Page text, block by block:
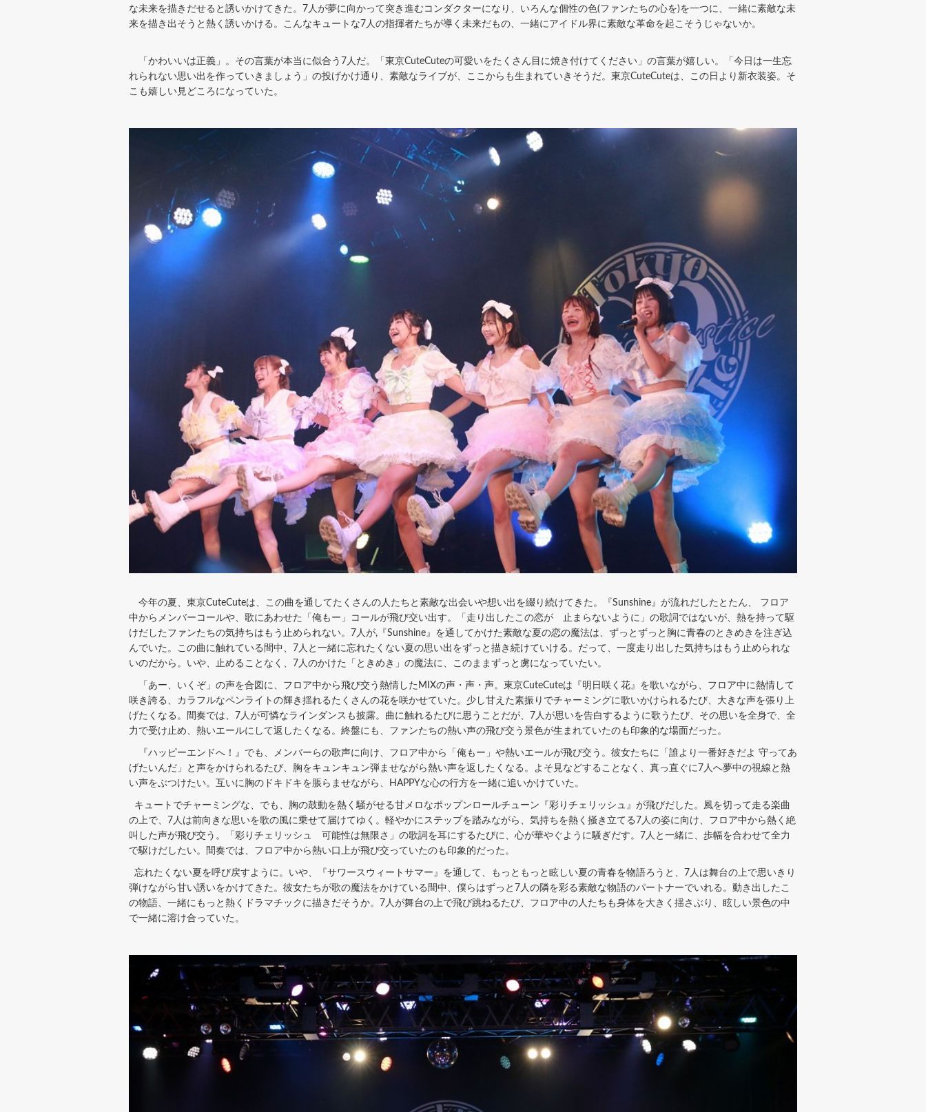
な未来を描きだせると誘いかけてきた。7人が夢に向かって突き進むコンダクターになり、いろんな個性の色(ファンたちの心を)を一つに、一緒に素敵な未
来を描き出そうと熱く誘いかける。こんなキュートな7人の指揮者たちが導く未来だもの、一緒にアイドル界に素敵な革命を起こそうじゃないか。
「かわいいは正義」。その言葉が本当に似合う7人だ。「東京CuteCuteの可愛いをたくさん目に焼き付けてください」の言葉が嬉しい。「今日は一生忘
れられない思い出を作っていきましょう」の投げかけ通り、素敵なライブが、ここからも生まれていきそうだ。東京CuteCuteは、この日より新衣装姿。そ
こも嬉しい見どころになっていた。
今年の夏、東京CuteCuteは、この曲を通してたくさんの人たちと素敵な出会いや想い出を綴り続けてきた。『Sunshine』が流れだしたとたん、 フロア
中からメンバーコールや、歌にあわせた「俺もー」コールが飛び交い出す。「走り出したこの恋が 止まらないように」の歌詞ではないが、熱を持って駆
けだしたファンたちの気持ちはもう止められない。7人が,『Sunshine』を通してかけた素敵な夏の恋の魔法は、ずっとずっと胸に青春のときめきを注ぎ込
んでいた。この曲に触れている間中、7人と一緒に忘れたくない夏の思い出をずっと描き続けていける。だって、一度走り出した気持ちはもう止められな
いのだから。いや、止めることなく、7人のかけた「ときめき」の魔法に、このままずっと虜になっていたい。
「あー、いくぞ」の声を合図に、フロア中から飛び交う熱情したMIXの声・声・声。東京CuteCuteは『明日咲く花』を歌いながら、フロア中に熱情して
咲き誇る、カラフルなペンライトの輝き揺れるたくさんの花を咲かせていた。少し甘えた素振りでチャーミングに歌いかけられるたび、大きな声を張り上
げたくなる。間奏では、7人が可憐なラインダンスも披露。曲に触れるたびに思うことだが、7人が思いを告白するように歌うたび、その思いを全身で、全
力で受け止め、熱いエールにして返したくなる。終盤にも、ファンたちの熱い声の飛び交う景色が生まれていたのも印象的な場面だった。
『ハッピーエンドへ！』でも、メンバーらの歌声に向け、フロア中から「俺もー」や熱いエールが飛び交う。彼女たちに「誰より一番好きだよ 守ってあ
げたいんだ」と声をかけられるたび、胸をキュンキュン弾ませながら熱い声を返したくなる。よそ見などすることなく、真っ直ぐに7人へ夢中の視線と熱
い声をぶつけたい。互いに胸のドキドキを脹らませながら、HAPPYな心の行方を一緒に追いかけていた。
キュートでチャーミングな、でも、胸の鼓動を熱く騒がせる甘メロなポップンロールチューン『彩りチェリッシュ』が飛びだした。風を切って走る楽曲
の上で、7人は前向きな思いを歌の風に乗せて届けてゆく。軽やかにステップを踏みながら、気持ちを熱く掻き立てる7人の姿に向け、フロア中から熱く絶
叫した声が飛び交う。「彩りチェリッシュ 可能性は無限さ」の歌詞を耳にするたびに、心が華やぐように騒ぎだす。7人と一緒に、歩幅を合わせて全力
で駆けだしたい。間奏では、フロア中から熱い口上が飛び交っていたのも印象的だった。
忘れたくない夏を呼び戻すように。いや、『サワースウィートサマー』を通して、もっともっと眩しい夏の青春を物語ろうと、7人は舞台の上で思いきり
弾けながら甘い誘いをかけてきた。彼女たちが歌の魔法をかけている間中、僕らはずっと7人の隣を彩る素敵な物語のパートナーでいれる。動き出したこ
の物語、一緒にもっと熱くドラマチックに描きだそうか。7人が舞台の上で飛び跳ねるたび、フロア中の人たちも身体を大きく揺さぶり、眩しい景色の中
で一緒に溶け合っていた。